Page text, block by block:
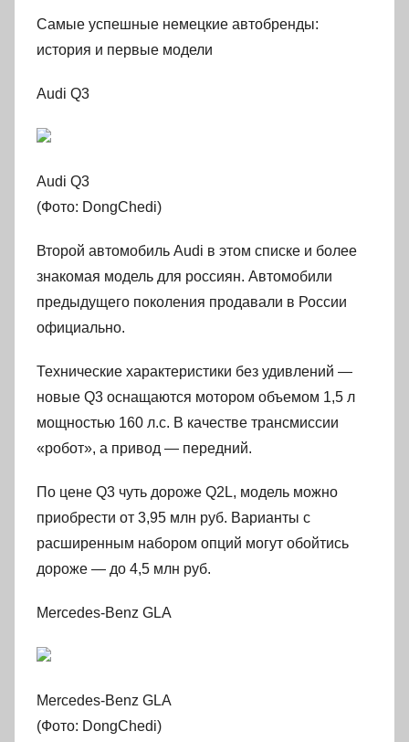
Самые успешные немецкие автобренды:
история и первые модели
Audi Q3
Audi Q3
(Фото: DongChedi)
Второй автомобиль Audi в этом списке и более
знакомая модель для россиян. Автомобили
предыдущего поколения продавали в России
официально.
Технические характеристики без удивлений —
новые Q3 оснащаются мотором объемом 1,5 л
мощностью 160 л.с. В качестве трансмиссии
«робот», а привод — передний.
По цене Q3 чуть дороже Q2L, модель можно
приобрести от 3,95 млн руб. Варианты с
расширенным набором опций могут обойтись
дороже — до 4,5 млн руб.
Mercedes-Benz GLA
Mercedes-Benz GLA
(Фото: DongChedi)